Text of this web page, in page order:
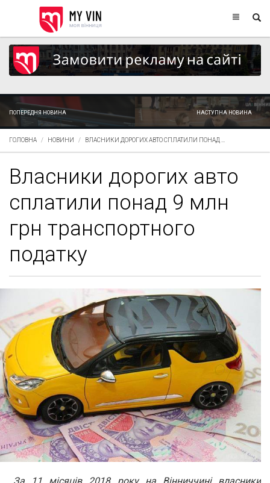
ПОПЕРЕДНЯ НОВИНА НАСТУПНА НОВИНА
ГОЛОВНА НОВИНИ ВЛАСНИКИ ДОРОГИХ АВТО СПЛАТИЛИ ПОНАД ...
Власники дорогих авто
сплатили понад 9 млн
грн транспортного
податку
За 11 місяців 2018 року на Вінниччині власники